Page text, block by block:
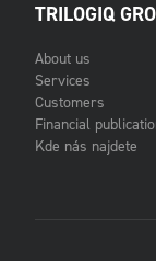
TRILOGIQ
About us
Services
Customers
Financial
Kde nás najdete